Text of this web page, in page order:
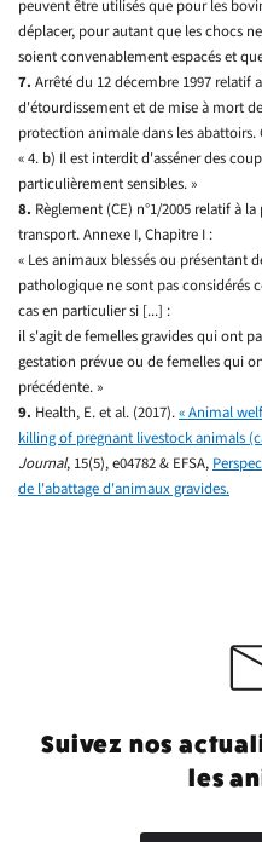
peuvent être utilisés que pour les
déplacer, pour autant que les chocs
soient convenablement espacés et
7. Arrêté du 12 décembre 1997
d'étourdissement et de mise à mort
protection animale dans les abattoirs.
« 4. b) Il est interdit d'asséner des
particulièrement sensibles. »
8. Règlement (CE) n°1/2005 relatif à
transport. Annexe I, Chapitre I :
« Les animaux blessés ou présentant
pathologique ne sont pas considérés
cas en particulier si [...] :
il s'agit de femelles gravides qui ont
gestation prévue ou de femelles qui
précédente. »
9. Health, E. et al. (2017).« Animal
killing of pregnant livestock animals
Journal, 15(5), e04782 & EFSA,
de l'abattage d'animaux gravides.
Suivez nos
les